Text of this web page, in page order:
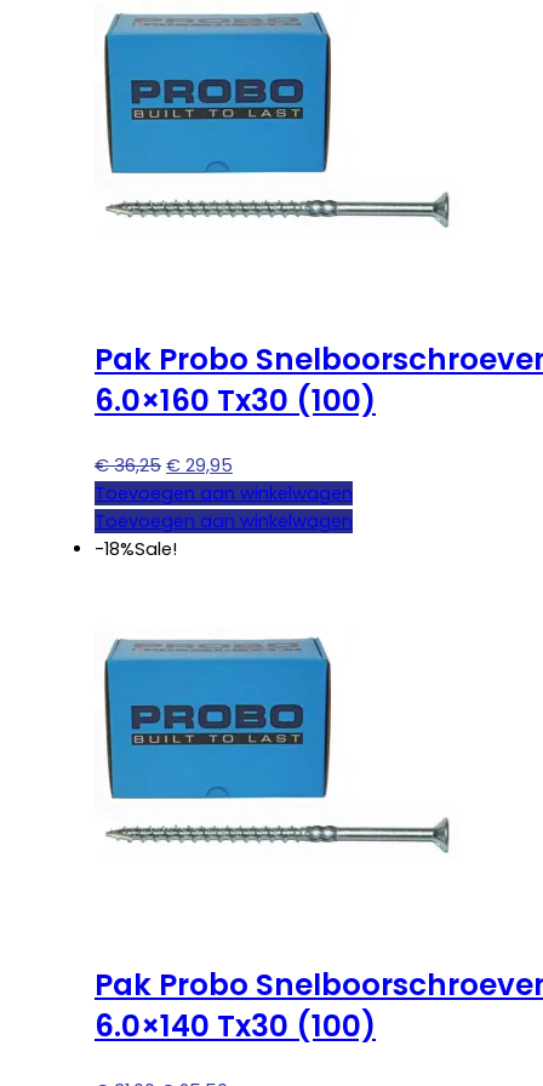
Pak Probo
6.0×160 Tx30 (100)
€36,25 Oorspronkelijke
prijs
was:
€ 36,25.
€ 29,95
prijs
is:
Toevoegen aan winkelwagen
Toevoegen aan winkelwagen
-18%Sale!
Pak Probo
6.0×140 Tx30 (100)